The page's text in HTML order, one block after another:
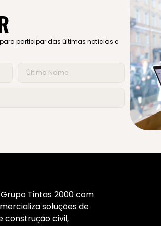
participar das últimas notícias e
Tintas 2000 com
soluções de
construção civil,